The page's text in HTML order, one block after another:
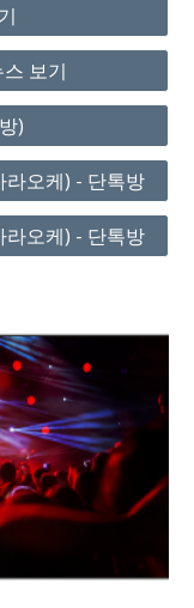
보기
)
오케) - 단톡방
오케) - 단톡방